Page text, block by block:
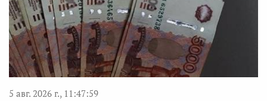
5 авг. 2026 г., 11:47:59